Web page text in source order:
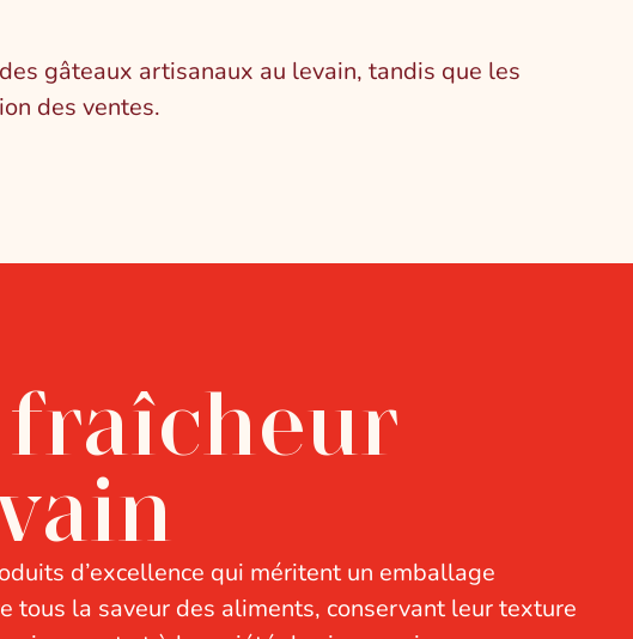
gâteaux artisanaux au levain, tandis que les
des ventes.
fraîcheur
d’excellence qui méritent un emballage
tous la saveur des aliments, conservant leur texture